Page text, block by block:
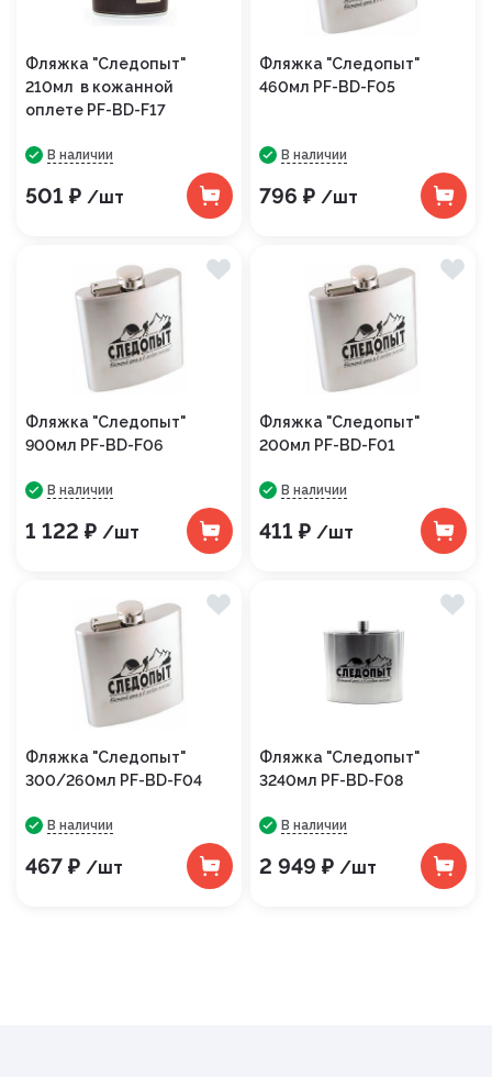
Фляжка "Следопыт"
210мл в кожанной
оплете PF-BD-F17
В наличии
501 ₽ /шт
Фляжка "Следопыт"
460мл PF-BD-F05
В наличии
796 ₽ /шт
Фляжка "Следопыт"
900мл PF-BD-F06
В наличии
1 122 ₽ /шт
Фляжка "Следопыт"
200мл PF-BD-F01
В наличии
411 ₽ /шт
Фляжка "Следопыт"
300/260мл PF-BD-F04
В наличии
467 ₽ /шт
Фляжка "Следопыт"
3240мл PF-BD-F08
В наличии
2 949 ₽ /шт